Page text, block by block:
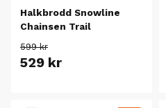
Halkbrodd Snowline
Chainsen Trail
599 kr
529 kr